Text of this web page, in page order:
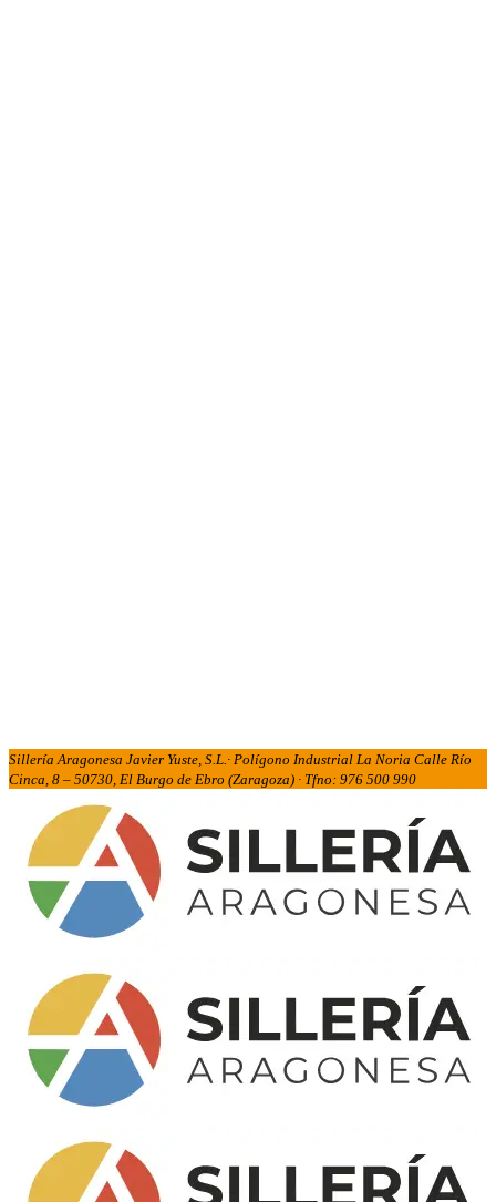
Sillería Aragonesa Javier Yuste, S.L.· Polígono Industrial La Noria Calle Río
Cinca, 8 – 50730, El Burgo de Ebro (Zaragoza) · Tfno: 976 500 990